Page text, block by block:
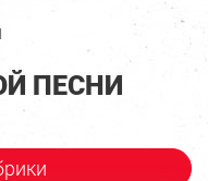
ПЕСНИ